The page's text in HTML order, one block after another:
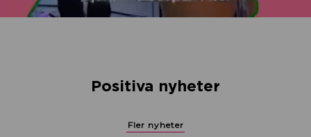
Positiva nyheter
Fler nyheter